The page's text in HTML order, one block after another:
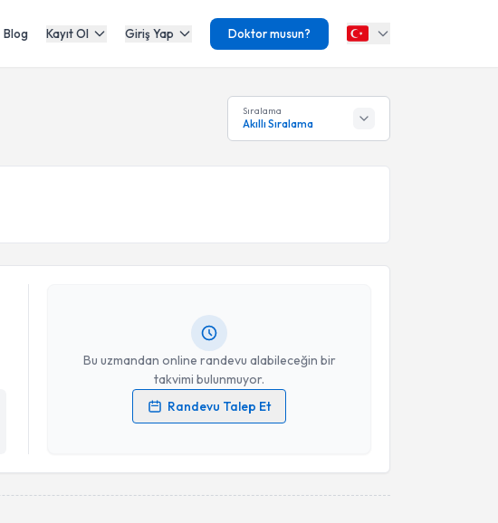
Blog Kayıt Ol Giriş Yap Doktor musun?
Sıralama
Akıllı Sıralama
Bu uzmandan online randevu alabileceğin bir
takvimi bulunmuyor.
Randevu Talep Et
Doç. Dr. Cengiz Erdeniçin randevu takvimi talebi oluşturun.
Size bu uzmandan randevu almanız için bir takvim
Kişisel verilerimin işlenmesine ilişkinAydınlatma Metni